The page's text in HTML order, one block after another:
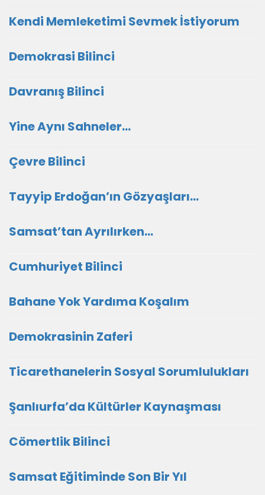
Kendi Memleketimi Sevmek İstiyorum
Demokrasi Bilinci
Davranış Bilinci
Yine Aynı Sahneler…
Çevre Bilinci
Tayyip Erdoğan’ın Gözyaşları…
Samsat’tan Ayrılırken…
Cumhuriyet Bilinci
Bahane Yok Yardıma Koşalım
Demokrasinin Zaferi
Ticarethanelerin Sosyal Sorumlulukları
Şanlıurfa’da Kültürler Kaynaşması
Cömertlik Bilinci
Samsat Eğitiminde Son Bir Yıl